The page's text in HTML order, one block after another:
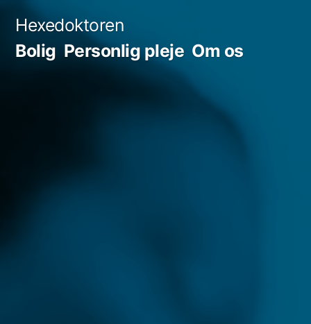
Videre
Hexedoktoren
Bolig Personlig pleje Om os